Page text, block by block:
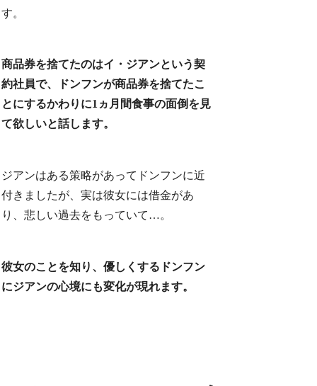
す。
商品券を捨てたのはイ・ジアンという契
約社員で、ドンフンが商品券を捨てたこ
とにするかわりに1ヵ月間食事の面倒を見
て欲しいと話します。
ジアンはある策略があってドンフンに近
付きましたが、実は彼女には借金があ
り、悲しい過去をもっていて…。
彼女のことを知り、優しくするドンフン
にジアンの心境にも変化が現れます。